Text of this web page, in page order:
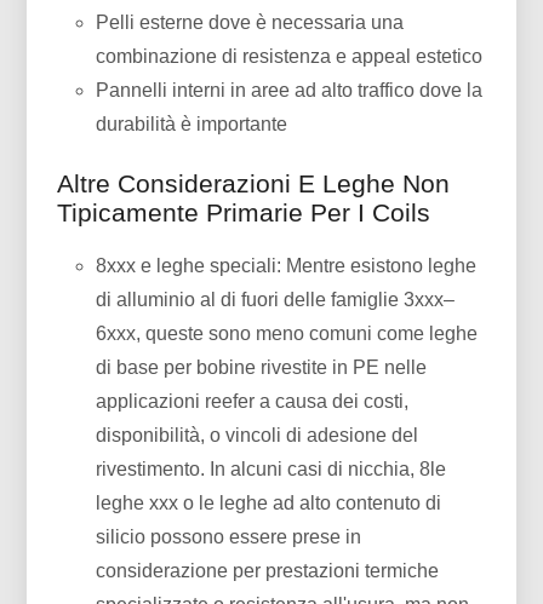
Pelli esterne dove è necessaria una
combinazione di resistenza e appeal estetico
Pannelli interni in aree ad alto traffico dove la
durabilità è importante
Altre Considerazioni E Leghe Non
Tipicamente Primarie Per I Coils
8xxx e leghe speciali: Mentre esistono leghe
di alluminio al di fuori delle famiglie 3xxx–
6xxx, queste sono meno comuni come leghe
di base per bobine rivestite in PE nelle
applicazioni reefer a causa dei costi,
disponibilità, o vincoli di adesione del
rivestimento. In alcuni casi di nicchia, 8le
leghe xxx o le leghe ad alto contenuto di
silicio possono essere prese in
considerazione per prestazioni termiche